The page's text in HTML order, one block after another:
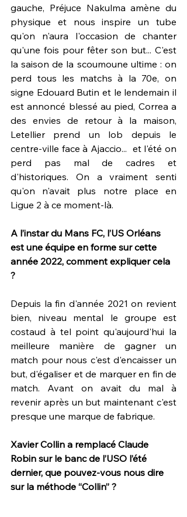
gauche, Préjuce Nakulma amène du
physique et nous inspire un tube
qu'on n'aura l'occasion de chanter
qu'une fois pour fêter son but... C'est
la saison de la scoumoune ultime : on
perd tous les matchs à la 70e, on
signe Edouard Butin et le lendemain il
est annoncé blessé au pied, Correa a
des envies de retour à la maison,
Letellier prend un lob depuis le
centre-ville face à Ajaccio...  et l'été on
perd pas mal de cadres et
d'historiques. On a vraiment senti
qu'on n'avait plus notre place en
Ligue 2 à ce moment-là.
A l’instar du Mans FC, l’US Orléans
est une équipe en forme sur cette
année 2022, comment expliquer cela
?
Depuis la fin d'année 2021 on revient
bien, niveau mental le groupe est
costaud à tel point qu'aujourd'hui la
meilleure manière de gagner un
match pour nous c'est d'encaisser un
but, d'égaliser et de marquer en fin de
match. Avant on avait du mal à
revenir après un but maintenant c'est
presque une marque de fabrique.
Xavier Collin a remplacé Claude
Robin sur le banc de l’USO l’été
dernier, que pouvez-vous nous dire
sur la méthode “Collin” ?